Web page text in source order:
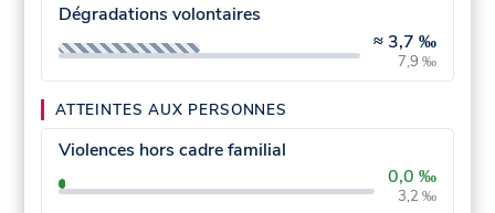
Dégradations volontaires
≈ 3,7 ‰
7,9 ‰
ATTEINTES AUX PERSONNES
Violences hors cadre familial
0,0 ‰
3,2 ‰